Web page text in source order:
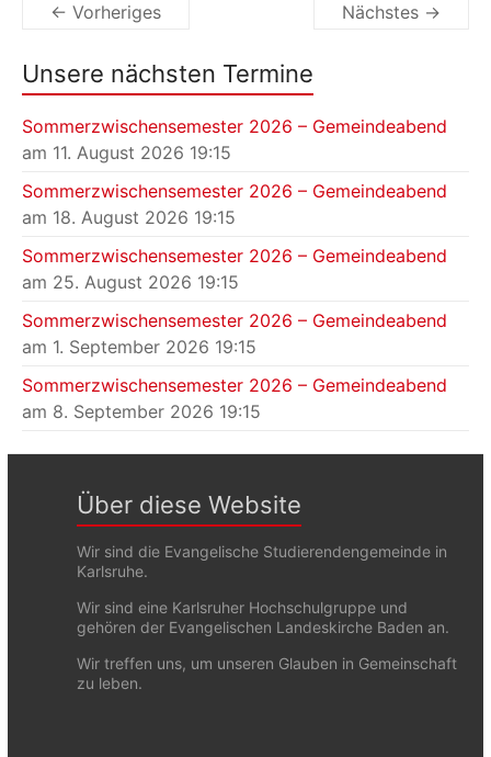
← Vorheriges Nächstes →
Unsere nächsten Termine
Sommerzwischensemester 2026 – Gemeindeabend
am 11. August 2026 19:15
Sommerzwischensemester 2026 – Gemeindeabend
am 18. August 2026 19:15
Sommerzwischensemester 2026 – Gemeindeabend
am 25. August 2026 19:15
Sommerzwischensemester 2026 – Gemeindeabend
am 1. September 2026 19:15
Sommerzwischensemester 2026 – Gemeindeabend
am 8. September 2026 19:15
Über diese Website
Wir sind die Evangelische Studierendengemeinde in
Karlsruhe.
Wir sind eine Karlsruher Hochschulgruppe und
gehören der Evangelischen Landeskirche Baden an.
Wir treffen uns, um unseren Glauben in Gemeinschaft
zu leben.